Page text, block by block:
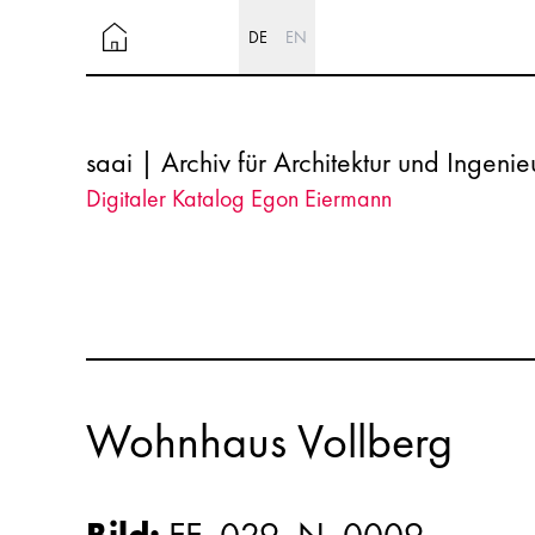
DE EN
saai | Archiv für Architektur und
Digitaler Katalog Egon Eiermann
Wohnhaus Vollberg